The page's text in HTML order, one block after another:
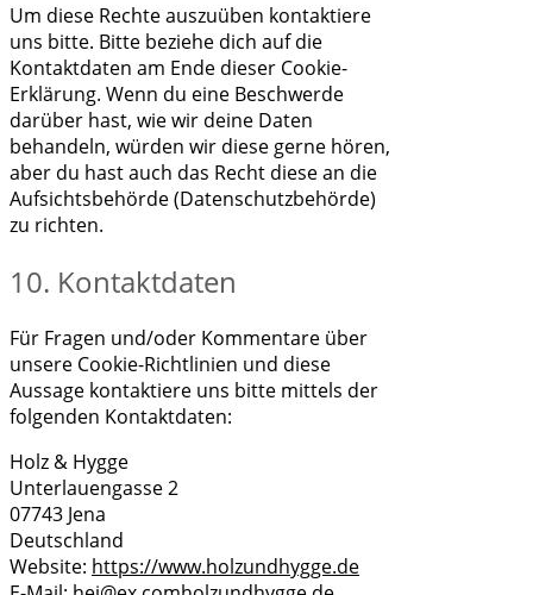
Um diese Rechte auszuüben kontaktiere
uns bitte. Bitte beziehe dich auf die
Kontaktdaten am Ende dieser Cookie-
Erklärung. Wenn du eine Beschwerde
darüber hast, wie wir deine Daten
behandeln, würden wir diese gerne hören,
aber du hast auch das Recht diese an die
Aufsichtsbehörde (Datenschutzbehörde)
zu richten.
10. Kontaktdaten
Für Fragen und/oder Kommentare über
unsere Cookie-Richtlinien und diese
Aussage kontaktiere uns bitte mittels der
folgenden Kontaktdaten:
Holz & Hygge
Unterlauengasse 2
07743 Jena
Deutschland
Website: https://www.holzundhygge.de